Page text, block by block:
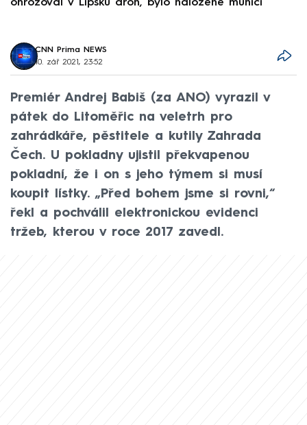
ohrožoval v Lipsku dron, bylo naložené municí
CNN Prima NEWS
10. zář 2021, 23:52
Premiér Andrej Babiš (za ANO) vyrazil v
pátek do Litoměřic na veletrh pro
zahrádkáře, pěstitele a kutily Zahrada
Čech. U pokladny ujistil překvapenou
pokladní, že i on s jeho týmem si musí
koupit lístky. „Před bohem jsme si rovni,“
řekl a pochválil elektronickou evidenci
tržeb, kterou v roce 2017 zavedl.